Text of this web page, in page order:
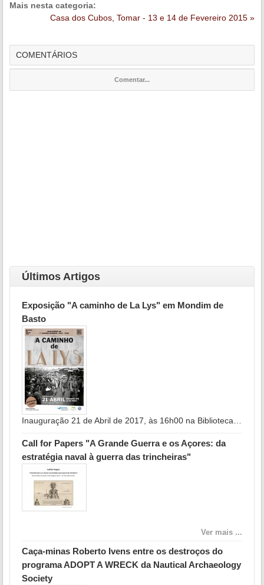
Mais nesta categoria:
Casa dos Cubos, Tomar - 13 e 14 de Fevereiro 2015 »
COMENTÁRIOS
Comentar...
Últimos Artigos
Exposição "A caminho de La Lys" em Mondim de
Basto
Inauguração 21 de Abril de 2017, às 16h00 na Biblioteca…
Call for Papers "A Grande Guerra e os Açores: da
estratégia naval à guerra das trincheiras"
Ver mais ...
Caça-minas Roberto Ivens entre os destroços do
programa ADOPT A WRECK da Nautical Archaeology
Society